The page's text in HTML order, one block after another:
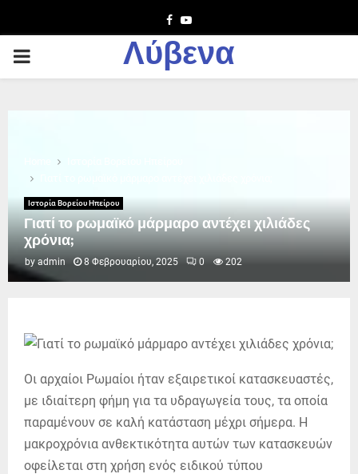
Facebook
Youtube
PRIMARY
Λύβενα
Ιστορία Βορείου Ηπείρου
Γιατί το ρωμαϊκό μάρμαρο αντέχει χιλιάδες
χρόνια;
by admin 8 Φεβρουαρίου, 2025 0 202
Οι αρχαίοι Ρωμαίοι ήταν εξαιρετικοί κατασκευαστές,
με ιδιαίτερη φήμη για τα υδραγωγεία τους, τα οποία
παραμένουν σε καλή κατάσταση μέχρι σήμερα. Η
μακροχρόνια ανθεκτικότητα αυτών των κατασκευών
οφείλεται στη χρήση ενός ειδικού τύπου